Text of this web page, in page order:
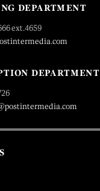
DEPARTMENT
ext.4659
DEPARTMENT